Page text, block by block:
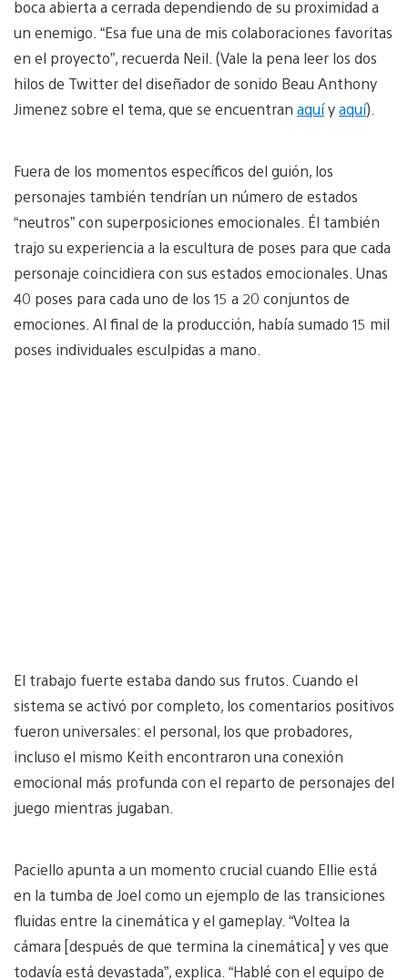
boca abierta a cerrada dependiendo de su proximidad a
un enemigo. “Esa fue una de mis colaboraciones favoritas
en el proyecto”, recuerda Neil. (Vale la pena leer los dos
hilos de Twitter del diseñador de sonido Beau Anthony
Jimenez sobre el tema, que se encuentran aquíyaquí).
Fuera de los momentos específicos del guión, los
personajes también tendrían un número de estados
“neutros” con superposiciones emocionales. Él también
trajo su experiencia a la escultura de poses para que cada
personaje coincidiera con sus estados emocionales. Unas
40 poses para cada uno de los 15 a 20 conjuntos de
emociones. Al final de la producción, había sumado 15 mil
poses individuales esculpidas a mano.
El trabajo fuerte estaba dando sus frutos. Cuando el
sistema se activó por completo, los comentarios positivos
fueron universales: el personal, los que probadores,
incluso el mismo Keith encontraron una conexión
emocional más profunda con el reparto de personajes del
juego mientras jugaban.
Paciello apunta a un momento crucial cuando Ellie está
en la tumba de Joel como un ejemplo de las transiciones
fluidas entre la cinemática y el gameplay. “Voltea la
cámara [después de que termina la cinemática] y ves que
todavía está devastada”, explica. “Hablé con el equipo de